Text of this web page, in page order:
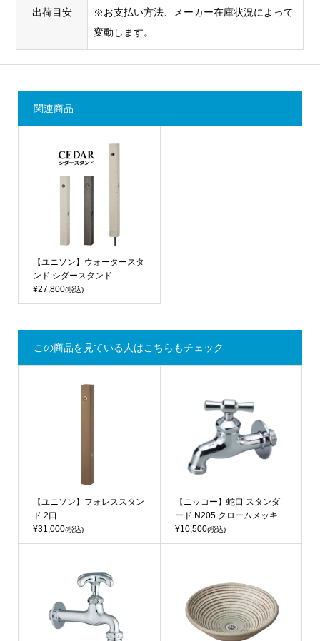
出荷目安
※お支払い方法、メーカー在庫状況によって
変動します。
関連商品
【ユニソン】ウォータースタ
ンド シダースタンド
¥27,800(税込)
この商品を見ている人はこちらもチェック
【ユニソン】フォレススタン
ド 2口
¥31,000(税込)
【ニッコー】蛇口 スタンダ
ード N205 クロームメッキ
¥10,500(税込)